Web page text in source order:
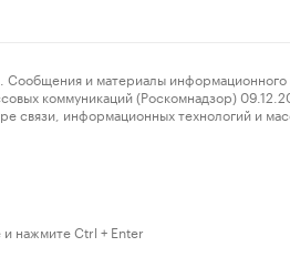
и материалы информационного
коммуникаций (Роскомнадзор)
связи, информационных технологий и
и нажмите Ctrl + Enter